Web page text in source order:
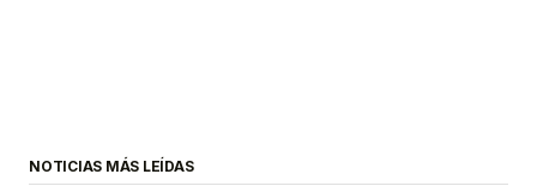
NOTICIAS MÁS LEÍDAS